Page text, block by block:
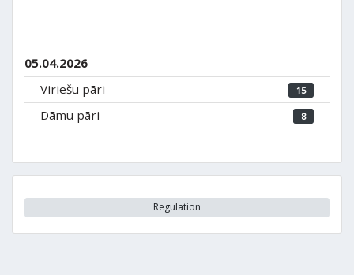
05.04.2026
Viriešu pāri
15
Dāmu pāri 8
Regulation